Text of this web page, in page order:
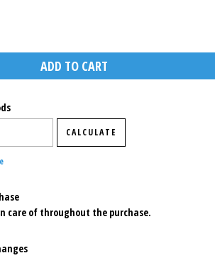
CALCULATE
care of throughout the purchase.